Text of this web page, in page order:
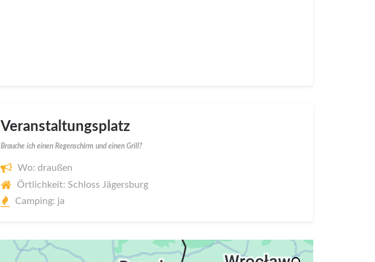
Veranstaltungsplatz
Brauche ich einen Regenschirm und einen Grill?
Wo: draußen
Örtlichkeit: Schloss Jägersburg
Camping: ja